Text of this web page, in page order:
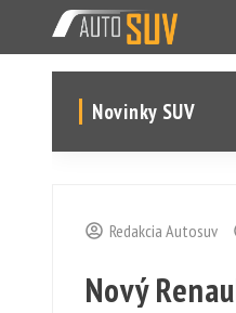
Novinky SUV
Redakcia Autosuv
Nový